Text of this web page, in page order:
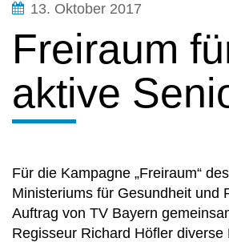
13. Oktober 2017
Freiraum
aktive
Für die Kampagne „Freiraum“
Ministeriums für Gesundheit und
Auftrag von TV Bayern
Regisseur Richard Höfler diverse